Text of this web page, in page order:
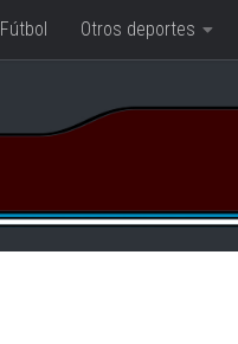
Fútbol Otros deportes